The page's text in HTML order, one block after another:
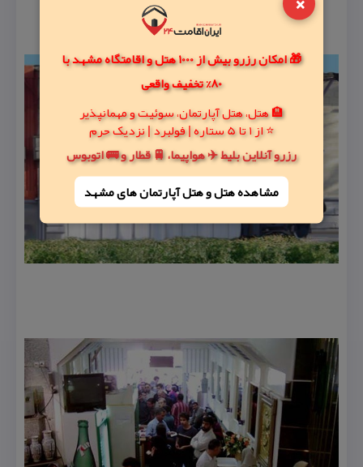
🎁 امکان رزرو بیش از 1000 هتل و اقامتگاه مشهد با
80% تخفیف واقعی
🏨 هتل، هتل آپارتمان، سوئیت و مهمانپذیر
⭐ از 1 تا 5 ستاره | فولبرد | نزدیک حرم
رزرو آنلاین بلیط ✈️ هواپیما، 🚆 قطار و 🚌 اتوبوس
مشاهده هتل و هتل‌ آپارتمان های مشهد